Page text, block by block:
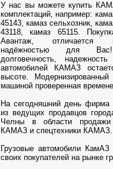
У нас вы можете купить
комплектаций, например:
45143, камаз сельхозник,
43118, камаз 65115.
Авантаж, отличается
надёжностью для
долговечность,
автомобилей КАМАЗ
высоте.
машиной проверенная
На сегодняшний день фирма
из ведущих продавцов
Челны в области продажи
КАМАЗ и спецтехники КАМАЗ.
Грузовые автомобили
своих покупателей на рынке